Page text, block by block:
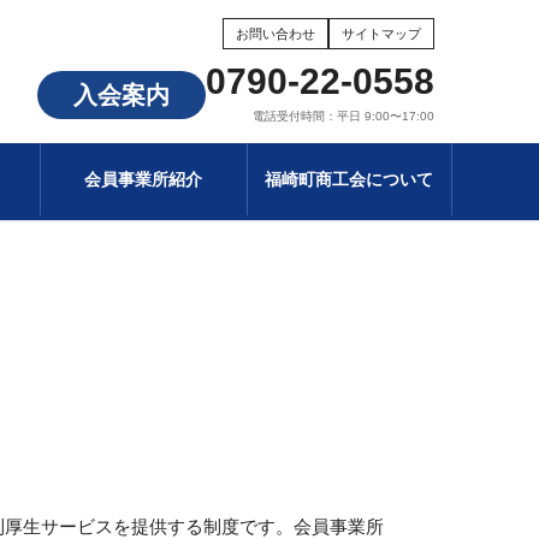
お問い合わせ サイトマップ
入会案内 0790-22-0558
電話受付時間：平日 9:00〜17:00
会員事業所紹介 福崎町商工会について
生サービスを提供する制度です。会員事業所